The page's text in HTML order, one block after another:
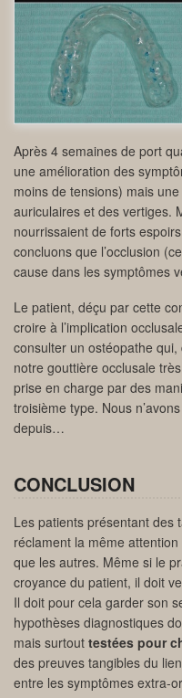
Après 4 semaines de port
une amélioration des
moins de tensions) mais
auriculaires et des vertiges.
nourrissaient de forts
concluons que l’occlusion
cause dans les symptômes
Le patient, déçu par cette
croire à l’implication
consulter un ostéopathe
notre gouttière occlusale
prise en charge par des
troisième type. Nous
depuis…
CONCLUSION
Les patients présentant des
réclament la même
que les autres. Même si le
croyance du patient, il doit
Il doit pour cela garder son
hypothèses diagnostiques
mais surtout testées pour
des preuves tangibles du
entre les symptômes extra-